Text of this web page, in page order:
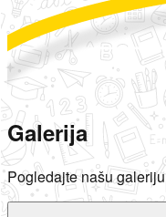
Galerija
Pogledajte našu galeriju